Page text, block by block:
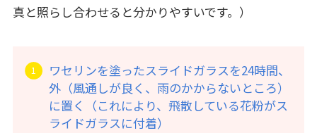
真と照らし合わせると分かりやすいです。）
ワセリンを塗ったスライドガラスを24時間、
外（風通しが良く、雨のかからないところ）
に置く（これにより、飛散している花粉がス
ライドガラスに付着）